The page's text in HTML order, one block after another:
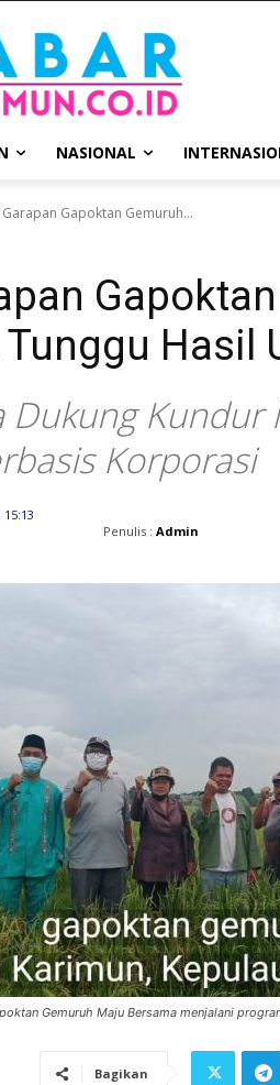
NASIONAL
Garapan Gapoktan Gemuruh...
Hasil
Dukung Kundur
Korporasi
Penulis : Admin
Gemuruh Maju Bersama menjalani
Bagikan